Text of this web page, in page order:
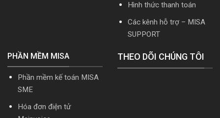
DownloadHình thức thanh toán
Các kênh hỗ trợ – MISA
SUPPORT
PHẦN MỀM MISA
Phần mềm kế toán MISA
SME
Hóa đơn điện tử
THEO DÕI CHÚNG TÔI